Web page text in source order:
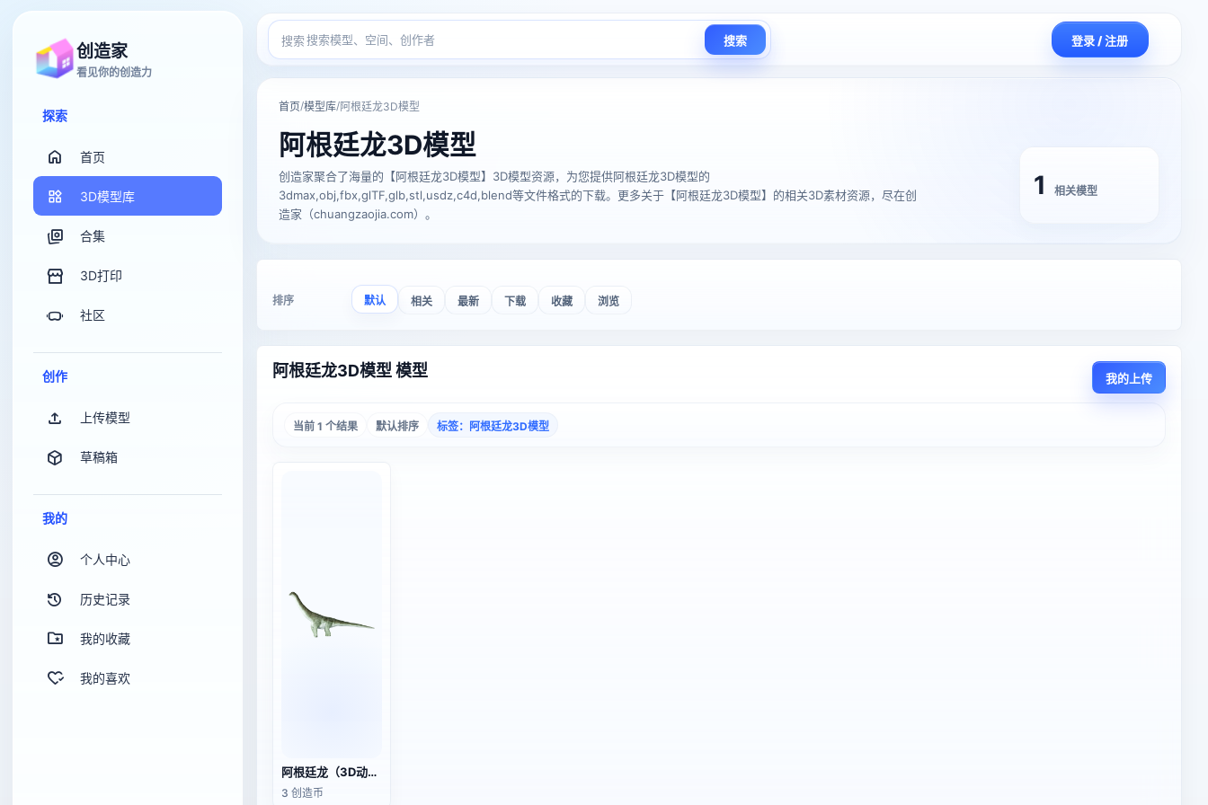
创造家
看见你的创造力
探索
首页
3D模型库
合集
3D打印
社区
创作
上传模型
草稿箱
我的
个人中心
历史记录
我的收藏
我的喜欢
搜索 搜索 登录 / 注册
首页/模型库/阿根廷龙3D模型
阿根廷龙3D模型
创造家聚合了海量的【阿根廷龙3D模型】3D模型资源，为您提供阿根廷龙3D模型的
3dmax,obj,fbx,glTF,glb,stl,usdz,c4d,blend等文件格式的下载。更多关于【阿根廷龙3D模型】的相关3D素材资源，尽在创
造家（chuangzaojia.com）。
1 相关模型
排序 默认 相关 最新 下载 收藏 浏览
阿根廷龙3D模型 模型 我的上传
当前 1 个结果 默认排序 标签：阿根廷龙3D模型
阿根廷龙（3D动画模型）
3 创造币